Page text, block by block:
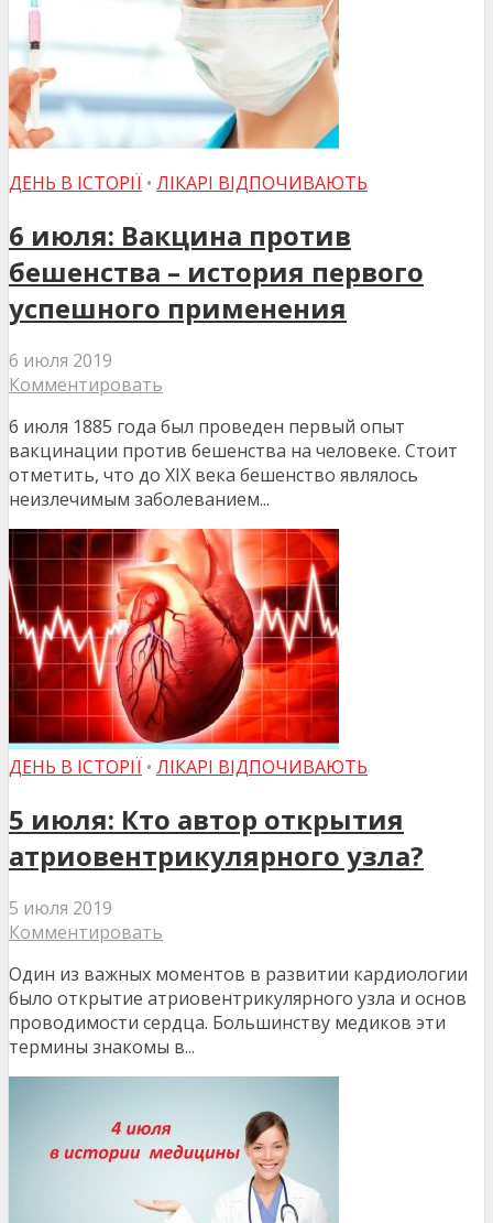
ДЕНЬ В ІСТОРІЇ • ЛІКАРІ ВІДПОЧИВАЮТЬ
6 июля: Вакцина против
бешенства – история первого
успешного применения
6 июля 2019
Комментировать
6 июля 1885 года был проведен первый опыт
вакцинации против бешенства на человеке. Стоит
отметить, что до XIX века бешенство являлось
неизлечимым заболеванием...
ДЕНЬ В ІСТОРІЇ • ЛІКАРІ ВІДПОЧИВАЮТЬ
5 июля: Кто автор открытия
атриовентрикулярного узла?
5 июля 2019
Комментировать
Один из важных моментов в развитии кардиологии
было открытие атриовентрикулярного узла и основ
проводимости сердца. Большинству медиков эти
термины знакомы в...